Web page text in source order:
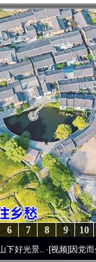
10
9
8
7
6
·[视频]因党而生 为党而